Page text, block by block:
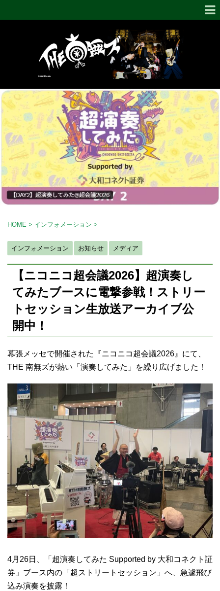
HOME > インフォメーション >
インフォメーション お知らせ メディア
【ニコニコ超会議2026】超演奏し
てみたブースに電撃参戦！ストリー
トセッション生放送アーカイブ公
開中！
幕張メッセで開催された『ニコニコ超会議2026』にて、
THE 南無ズが熱い「演奏してみた」を繰り広げました！
4月26日、「超演奏してみた Supported by 大和コネクト証
券」ブース内の「超ストリートセッション」へ、急遽飛び
込み演奏を披露！